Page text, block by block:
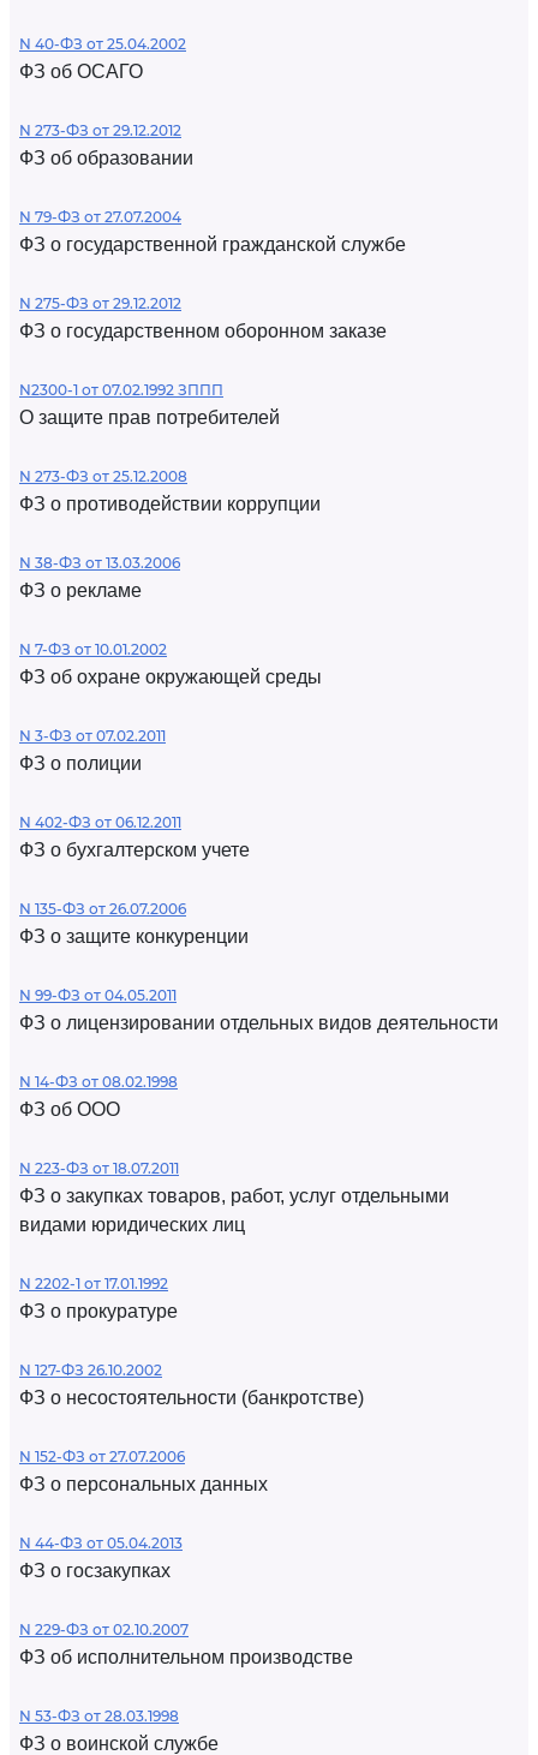
N 40-ФЗ от 25.04.2002
ФЗ об ОСАГО
N 273-ФЗ от 29.12.2012
ФЗ об образовании
N 79-ФЗ от 27.07.2004
ФЗ о государственной гражданской службе
N 275-ФЗ от 29.12.2012
ФЗ о государственном оборонном заказе
N2300-1 от 07.02.1992 ЗППП
О защите прав потребителей
N 273-ФЗ от 25.12.2008
ФЗ о противодействии коррупции
N 38-ФЗ от 13.03.2006
ФЗ о рекламе
N 7-ФЗ от 10.01.2002
ФЗ об охране окружающей среды
N 3-ФЗ от 07.02.2011
ФЗ о полиции
N 402-ФЗ от 06.12.2011
ФЗ о бухгалтерском учете
N 135-ФЗ от 26.07.2006
ФЗ о защите конкуренции
N 99-ФЗ от 04.05.2011
ФЗ о лицензировании отдельных видов деятельности
N 14-ФЗ от 08.02.1998
ФЗ об ООО
N 223-ФЗ от 18.07.2011
ФЗ о закупках товаров, работ, услуг отдельными
видами юридических лиц
N 2202-1 от 17.01.1992
ФЗ о прокуратуре
N 127-ФЗ 26.10.2002
ФЗ о несостоятельности (банкротстве)
N 152-ФЗ от 27.07.2006
ФЗ о персональных данных
N 44-ФЗ от 05.04.2013
ФЗ о госзакупках
N 229-ФЗ от 02.10.2007
ФЗ об исполнительном производстве
N 53-ФЗ от 28.03.1998
ФЗ о воинской службе